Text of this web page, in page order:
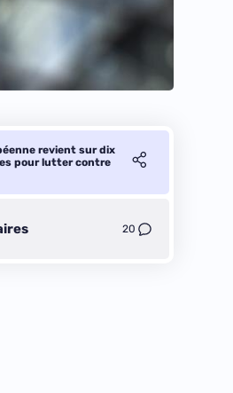
revient sur dix
pour lutter contre
20